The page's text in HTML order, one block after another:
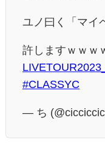
ユノ曰く「マイ
許しますｗｗｗ
#CLASSYC
— ち